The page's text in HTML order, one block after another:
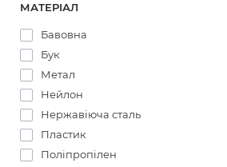
МАТЕРІАЛ
Бавовна
Бук
Метал
Нейлон
Нержавіюча сталь
Пластик
Поліпропілен